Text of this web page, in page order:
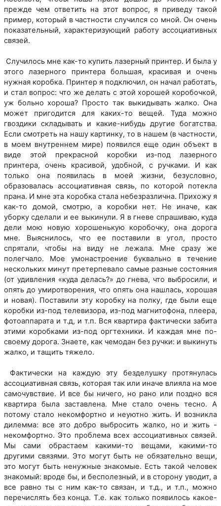
прежде чем ответить на этот вопрос, я приведу такой
пример, который в частности случился со мной. Он очень
показательный, характеризующий работу ассоциативных
связей.
Случилось мне как-то купить лазерный принтер. И была у
этого лазерного принтера большая, красивая и очень
нужная коробка. Принтер я подключил, он начал работать,
и стал вопрос: что же делать с этой хорошей коробочкой,
уж больно хороша? Просто так выкидывать жалко. Она
может пригодится для каких-то вещей. Туда можно
гвоздики складывать и какие-нибудь другие богатства.
Если смотреть на нашу картинку, то в нашем (в частности,
в моем внутреннем мире) появился еще один объект в
виде этой прекрасной коробки из-под лазерного
принтера, очень красивой, удобной, с ручками. И как
только она появилась в моей жизни, безусловно,
образовалась ассоциативная связь, по которой потекла
прана. И мне эта коробка стала небезразлична. Прихожу я
как-то домой, смотрю, а коробки нет. Не иначе, как
уборку сделали и ее выкинули. Я в гневе спрашиваю, куда
дели мою новую хорошенькую коробочку, она дорога
мне. Выяснилось, что ее поставили в угол, просто
спрятали, чтобы на виду не лежала. Мне сразу же
полегчало. Мое умонастроение буквально в течение
нескольких минут претерпевало самые разные состояния
(от удивления «куда делась?» до гнева, что выбросили, и
опять до умиротворения, что опять она нашлась, хорошая
и новая). Поставили эту коробку на полку, где были еще
коробки из-под телевизора, из-под магнитофона, плеера,
фотоаппарата и т.д, и т.п. Вся квартира фактически забита
этими коробками из-под оргтехники. И каждая мне по-
своему дорога. Знаете, как чемодан без ручки: и выкинуть
жалко, и тащить тяжело.
Фактически на каждую эту безделушку протянулась
ассоциативная связь, которая так или иначе влияла на мое
самочувствие. И все бы ничего, но рано или поздно вся
квартира была заставлена. Мне стало очень тесно. А
потому стало некомфортно и неуютно жить. И возникла
дилемма: все это добро выбросить жалко, но и жить -
некомфортно. Это проблема всех ассоциативных связей.
Мы сами обрастаем какими-то вещами, какими-то
другими связями. Это могут быть не обязательно вещи,
это могут быть ненужные знакомые. Есть такой человек
знакомый: вроде бы, и бесполезный, и в сторону уводит, а
все равно ты с ним как-то связан, и т.д., и т.п., можно
перечислять без конца. Т.е. как только появилось какое-